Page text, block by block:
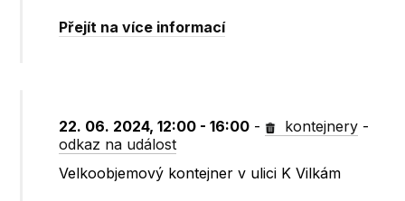
Přejít na více informací
22. 06. 2024, 12:00 - 16:00 - kontejnery -
odkaz na událost
Velkoobjemový kontejner v ulici K Vilkám